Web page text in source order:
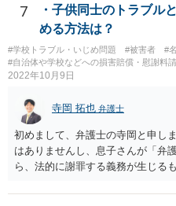
るかになります。 売却できない
であるとなれば、共有持ち分の放
放棄できたとしても時間と費用は
較して費用対効果があるかどうか
7
・子供同士のトラブル
める方法は？
#学校トラブル・いじめ問題 #被害者
#
#自治体や学校などへの損害賠償・慰謝料
2022年10月9日
寺岡 拓也 弁護士
初めまして、弁護士の寺岡と申し
はありませんし、息子さんが「弁
ら、法的に謝罪する義務が生じる
す。 子どもの専門相談窓口もあり